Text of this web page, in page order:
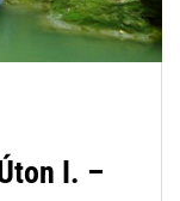
I. –